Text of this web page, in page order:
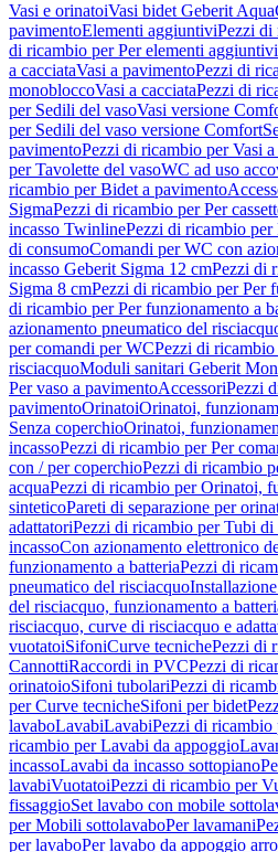
Vasi e orinatoiVasi bidet Geberit
pavimentoElementi aggiuntiviPezzi di
di ricambio per Per elementi aggiuntivi
a cacciataVasi a pavimentoPezzi di
monobloccoVasi a cacciataPezzi di
per Sedili del vasoVasi versione
per Sedili del vaso versione Comfort
pavimentoPezzi di ricambio per Vasi
per Tavolette del vasoWC ad uso
ricambio per Bidet a pavimento
SigmaPezzi di ricambio per Per
incasso TwinlinePezzi di ricambio per
di consumoComandi per WC con
incasso Geberit Sigma 12 cmPezzi di
Sigma 8 cmPezzi di ricambio per Per
di ricambio per Per funzionamento a
azionamento pneumatico del
per comandi per WCPezzi di
risciacquoModuli sanitari Geberit
Per vaso a pavimentoAccessoriPezzi
pavimentoOrinatoiOrinatoi,
Senza coperchioOrinatoi,
incassoPezzi di ricambio per Per
con / per coperchioPezzi di ricambio
acquaPezzi di ricambio per Orinatoi,
sinteticoPareti di separazione per
adattatoriPezzi di ricambio per Tubi
incassoCon azionamento elettronico
funzionamento a batteriaPezzi di
pneumatico del risciacquo
del risciacquo, funzionamento a
risciacquo, curve di risciacquo e
vuotatoiSifoniCurve tecnichePezzi di
CannottiRaccordi in PVCPezzi di
orinatoioSifoni tubolariPezzi di
per Curve tecnicheSifoni per bidet
lavaboLavabiLavabiPezzi di ricambio
ricambio per Lavabi da appoggio
incassoLavabi da incasso sottopiano
lavabiVuotatoiPezzi di ricambio per
fissaggioSet lavabo con mobile
per Mobili sottolavaboPer lavamani
per lavaboPer lavabo da appoggio